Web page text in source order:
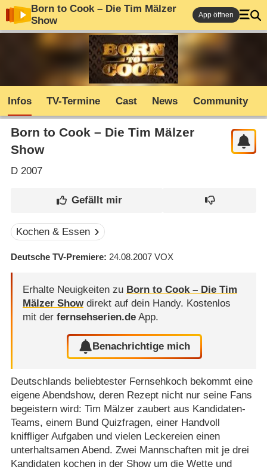
Born to Cook – Die Tim Mälzer
Show
App öffnen
Infos TV-Termine Cast News Community
Born to Cook – Die Tim Mälzer
Show
D2007
Kochen & Essen
Deutsche TV-Premiere 24.08.2007 VOX
Erhalte Neuigkeiten zu Born to Cook – Die Tim
Mälzer Showdirekt auf dein Handy. Kostenlos
mit der fernsehserien.deApp.
Benachrichtige mich
Deutschlands beliebtester Fernsehkoch bekommt eine
eigene Abendshow, deren Rezept nicht nur seine Fans
begeistern wird: Tim Mälzer zaubert aus Kandidaten-
Teams, einem Bund Quizfragen, einer Handvoll
kniffliger Aufgaben und vielen Leckereien einen
unterhaltsamen Abend. Zwei Mannschaften mit je drei
Kandidaten kochen in der Show um die Wette und